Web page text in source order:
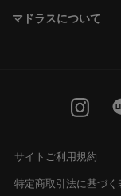
マドラスについて
サイトご利用規約
特定商取引法に基づく